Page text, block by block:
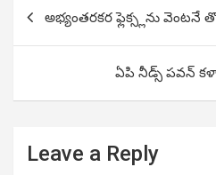
navigation
అభ్యంతరకర ఫ్లెక్స్లను వెంటనే
ఏపి నీడ్స్ పవన్
Leave a Reply